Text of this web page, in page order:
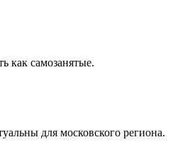
как самозанятые.
для московского региона.